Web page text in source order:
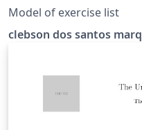
Model of exercise list
clebson dos santos